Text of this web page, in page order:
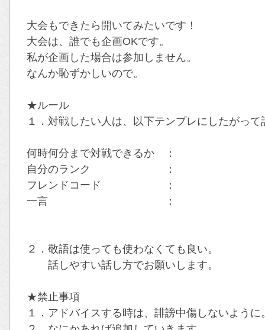
大会もできたら開いてみたいです！
大会は、誰でも企画OKです。
私が企画した場合は参加しません。
なんか恥ずかしいので。
★ルール
１．対戦したい人は、以下テンプレにしたがっ
何時何分まで対戦できるか ：
自分のランク ：
フレンドコード ：
一言 ：
２．敬語は使っても使わなくても良い。
話しやすい話し方でお願いします。
★禁止事項
１．アドバイスする時は、誹謗中傷しないように